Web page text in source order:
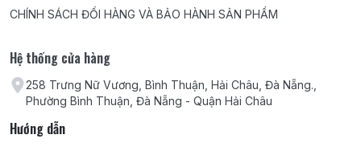
CHÍNH SÁCH ĐỔI HÀNG VÀ BẢO HÀNH SẢN PHẨM
Hệ thống cửa hàng
258 Trưng Nữ Vương, Bình Thuận, Hải Châu, Đà Nẵng.,
Phường Bình Thuận, Đà Nẵng - Quận Hải Châu
Hướng dẫn